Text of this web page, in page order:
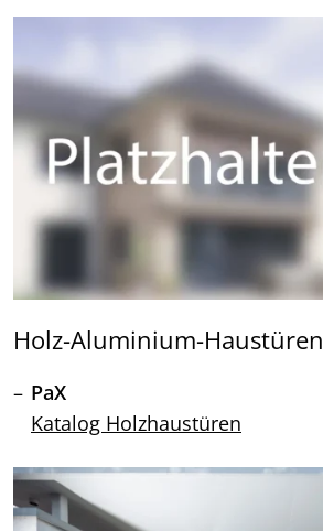
Holz-Aluminium-Haustüren
PaX
Katalog Holzhaustüren